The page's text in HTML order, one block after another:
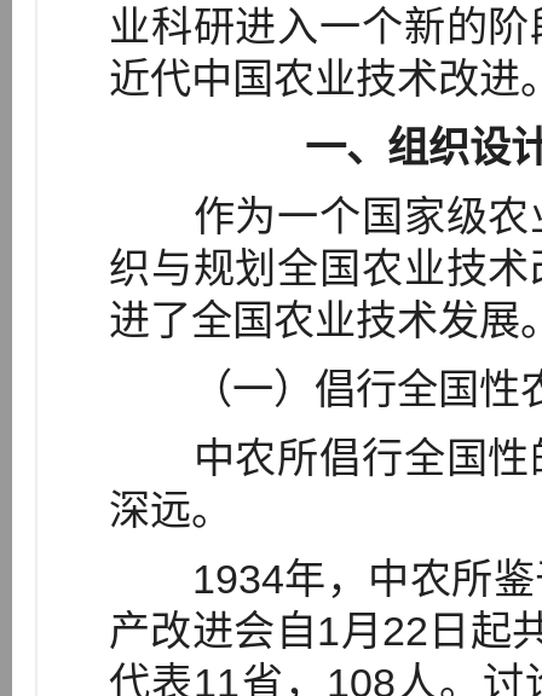
业科研进入一个新的
近代中国农业技术改进
一、组织设
作为一个国家级农
织与规划全国农业技
进了全国农业技术发展
（一）倡行全国性
中农所倡行全国性
深远。
1934年，中农所鉴
产改进会自1月22日起
代表11省，108人。